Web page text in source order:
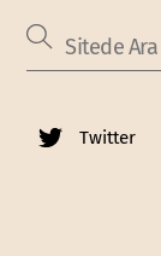
Twitter